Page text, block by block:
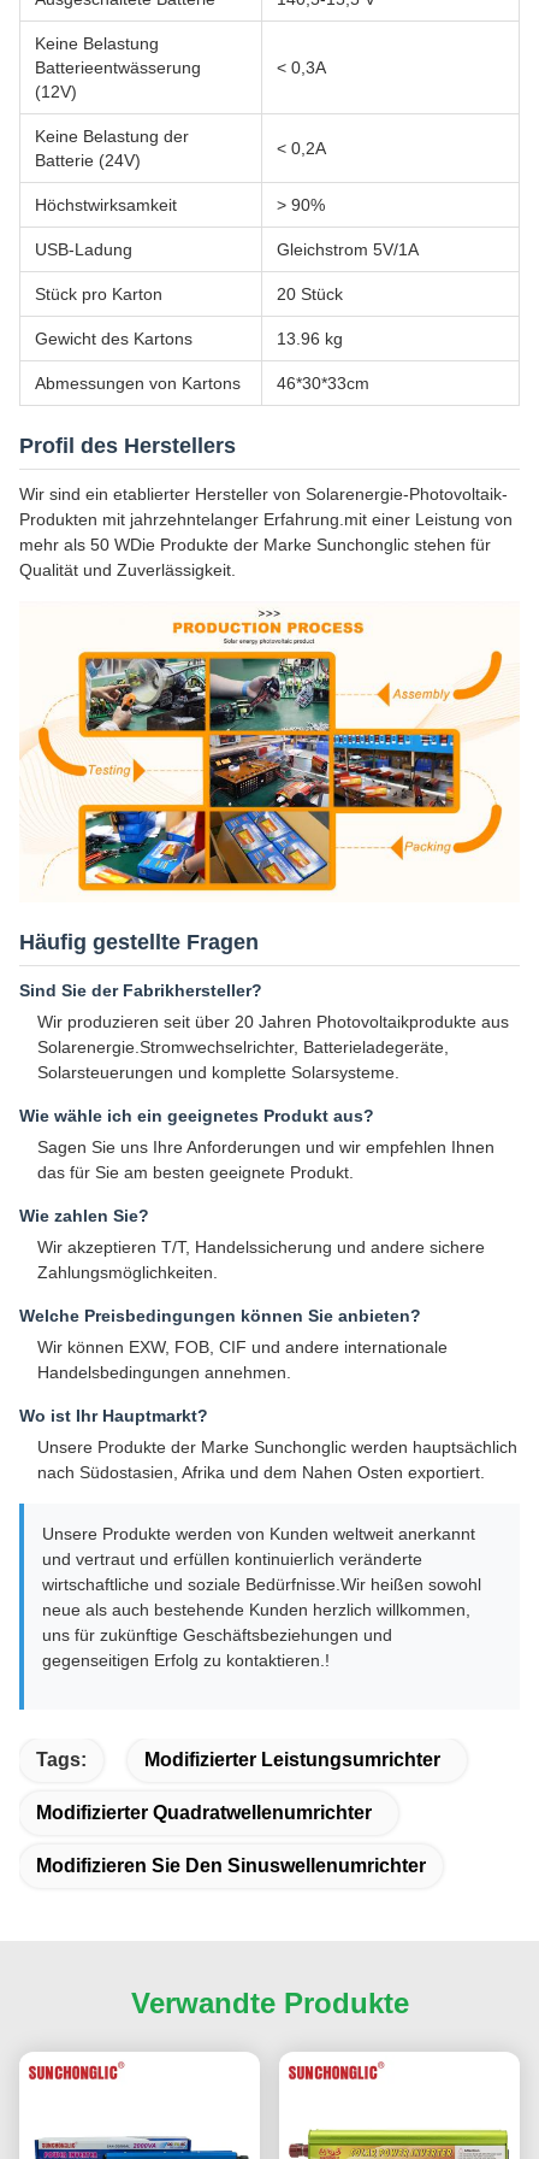
Keine Belastung
Batterieentwässerung
(12V)
< 0,3A
Keine Belastung der
Batterie (24V)
< 0,2A
Höchstwirksamkeit > 90%
USB-Ladung Gleichstrom 5V/1A
Stück pro Karton 20 Stück
Gewicht des Kartons 13.96 kg
Abmessungen von Kartons 46*30*33cm
Profil des Herstellers
Wir sind ein etablierter Hersteller von Solarenergie-Photovoltaik-
Produkten mit jahrzehntelanger Erfahrung.mit einer Leistung von
mehr als 50 WDie Produkte der Marke Sunchonglic stehen für
Qualität und Zuverlässigkeit.
Häufig gestellte Fragen
Sind Sie der Fabrikhersteller?
Wir produzieren seit über 20 Jahren Photovoltaikprodukte aus
Solarenergie.Stromwechselrichter, Batterieladegeräte,
Solarsteuerungen und komplette Solarsysteme.
Wie wähle ich ein geeignetes Produkt aus?
Sagen Sie uns Ihre Anforderungen und wir empfehlen Ihnen
das für Sie am besten geeignete Produkt.
Wie zahlen Sie?
Wir akzeptieren T/T, Handelssicherung und andere sichere
Zahlungsmöglichkeiten.
Welche Preisbedingungen können Sie anbieten?
Wir können EXW, FOB, CIF und andere internationale
Handelsbedingungen annehmen.
Wo ist Ihr Hauptmarkt?
Unsere Produkte der Marke Sunchonglic werden hauptsächlich
nach Südostasien, Afrika und dem Nahen Osten exportiert.
Unsere Produkte werden von Kunden weltweit anerkannt
und vertraut und erfüllen kontinuierlich veränderte
wirtschaftliche und soziale Bedürfnisse.Wir heißen sowohl
neue als auch bestehende Kunden herzlich willkommen,
uns für zukünftige Geschäftsbeziehungen und
gegenseitigen Erfolg zu kontaktieren.!
Tags: Modifizierter Leistungsumrichter
Modifizierter Quadratwellenumrichter
Modifizieren Sie Den Sinuswellenumrichter
Verwandte Produkte